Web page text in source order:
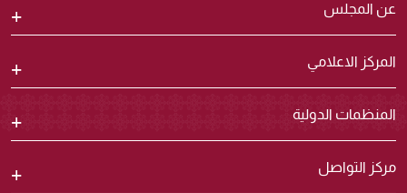
عن المجلس
المركز الاعلامي
المنظمات الدولية
مركز التواصل